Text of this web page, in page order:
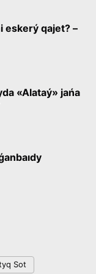
eskerý qajet? –
«Alataý» jańa
Sot